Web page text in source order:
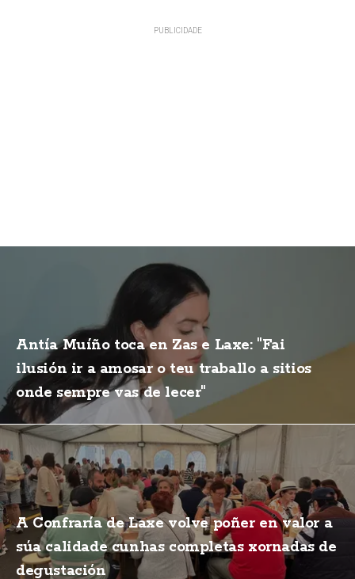
Antía Muíño toca en Zas e Laxe: "Fai
ilusión ir a amosar o teu traballo a sitios
onde sempre vas de lecer"
A Confraría de Laxe volve poñer en valor a
súa calidade cunhas completas xornadas de
degustación